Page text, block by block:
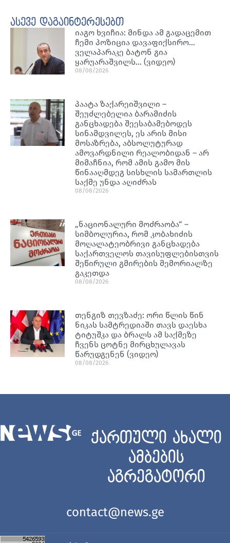
ასევე დაგაინტერესებთ
იაგო ხვიჩია: მინდა ამ გადაცემით
ჩემი პოზიცია დავაფიქსირო…
ველაპარაკე ბატონ გია
ყარუარაშვილს… (ვიდეო)
08/08/2026
პაატა ზაქარეიშვილი –
შეუძლებელია ბარამიძის
განცხადება შეესაბამებოდეს
სინამდვილეს, ეს არის მისი
მოსაზრება, აბსოლუტურად
ამოვარდნილი რეალობიდან – არ
მიმაჩნია, რომ ამის გამო მის
წინააღმდეგ სისხლის სამართლის
საქმე უნდა აღიძრას
08/08/2026
„ნაციონალური მოძრაობა“ –
სიმბოლურია, რომ კობახიძის
მოღალატეობრივი განცხადება
საქართველოს თავისუფლებისთვის
შეწირული გმირების მემორიალზე
გაკეთდა
08/08/2026
თენგიზ თევზაძე: ორი წლის წინ
ნიკას სამტრედიაში თავს დაესხა
ტიტუშკა და ბრალს ამ საქმეზე
ჩვენს ცოტნე მირცხულავას
წარუდგენენ (ვიდეო)
08/08/2026
ქართული ახალი
ამბების
აგრეგატორი
contact@news.ge